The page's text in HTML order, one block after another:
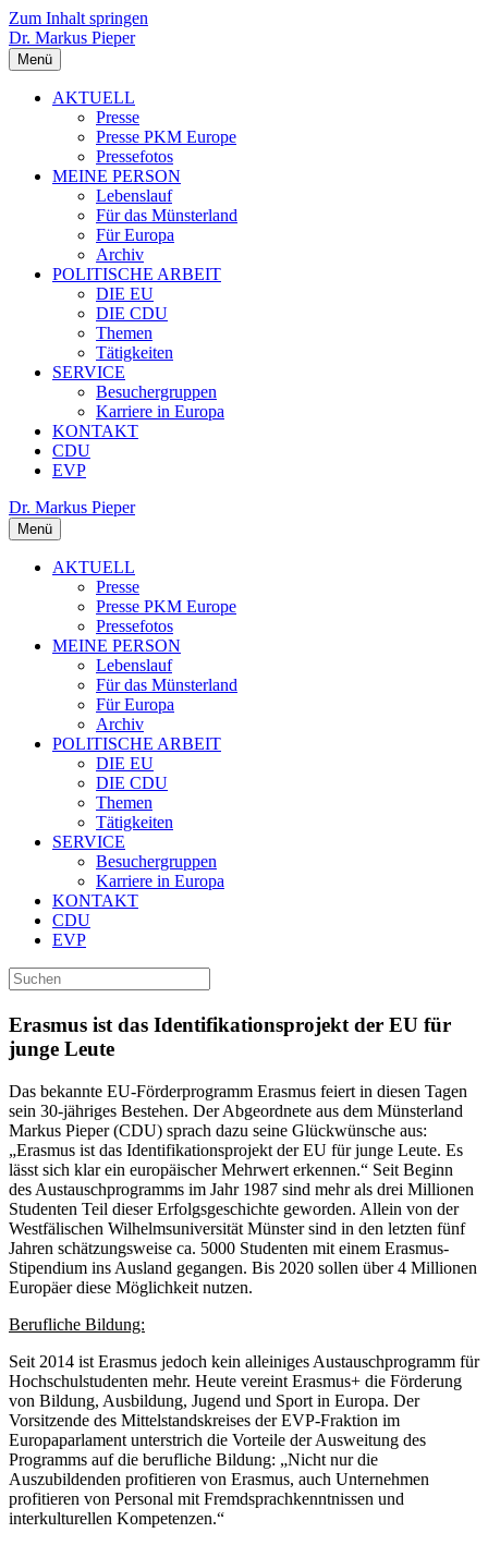
Zum Inhalt springen
Dr. Markus Pieper
Menü
AKTUELL
Presse
Presse PKM Europe
Pressefotos
MEINE PERSON
Lebenslauf
Für das Münsterland
Für Europa
Archiv
POLITISCHE ARBEIT
DIE EU
DIE CDU
Themen
Tätigkeiten
SERVICE
Besuchergruppen
Karriere in Europa
KONTAKT
CDU
EVP
Dr. Markus Pieper
Menü
AKTUELL
Presse
Presse PKM Europe
Pressefotos
MEINE PERSON
Lebenslauf
Für das Münsterland
Für Europa
Archiv
POLITISCHE ARBEIT
DIE EU
DIE CDU
Themen
Tätigkeiten
SERVICE
Besuchergruppen
Karriere in Europa
KONTAKT
CDU
EVP
Erasmus ist das Identifikationsprojekt der EU für
junge Leute
Das bekannte EU-Förderprogramm Erasmus feiert in diesen Tagen
sein 30-jähriges Bestehen. Der Abgeordnete aus dem Münsterland
Markus Pieper (CDU) sprach dazu seine Glückwünsche aus:
„Erasmus ist das Identifikationsprojekt der EU für junge Leute. Es
lässt sich klar ein europäischer Mehrwert erkennen.“ Seit Beginn
des Austauschprogramms im Jahr 1987 sind mehr als drei Millionen
Studenten Teil dieser Erfolgsgeschichte geworden. Allein von der
Westfälischen Wilhelmsuniversität Münster sind in den letzten fünf
Jahren schätzungsweise ca. 5000 Studenten mit einem Erasmus-
Stipendium ins Ausland gegangen. Bis 2020 sollen über 4 Millionen
Europäer diese Möglichkeit nutzen.
Berufliche Bildung:
Seit 2014 ist Erasmus jedoch kein alleiniges Austauschprogramm für
Hochschulstudenten mehr. Heute vereint Erasmus+ die Förderung
von Bildung, Ausbildung, Jugend und Sport in Europa. Der
Vorsitzende des Mittelstandskreises der EVP-Fraktion im
Europaparlament unterstrich die Vorteile der Ausweitung des
Programms auf die berufliche Bildung: „Nicht nur die
Auszubildenden profitieren von Erasmus, auch Unternehmen
profitieren von Personal mit Fremdsprachkenntnissen und
interkulturellen Kompetenzen.“